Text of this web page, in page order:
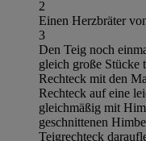
2
Einen Herzbräter
3
Den Teig noch
gleich große Stücke
Rechteck mit den
Rechteck auf eine
gleichmäßig mit
geschnittenen
Teigrechteck